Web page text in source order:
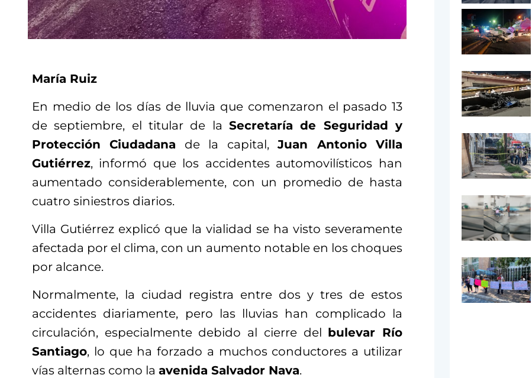
María Ruiz
En medio de los días de lluvia que comenzaron el pasado 13
de septiembre, el titular de la Secretaría de Seguridad y
Protección Ciudadana de la capital,Juan Antonio Villa
Gutiérrez, informó que los accidentes automovilísticos han
aumentado considerablemente, con un promedio de hasta
cuatro siniestros diarios.
Villa Gutiérrez explicó que la vialidad se ha visto severamente
afectada por el clima, con un aumento notable en los choques
por alcance.
Normalmente, la ciudad registra entre dos y tres de estos
accidentes diariamente, pero las lluvias han complicado la
circulación, especialmente debido al cierre del bulevar Río
Santiago, lo que ha forzado a muchos conductores a utilizar
vías alternas como la avenida Salvador Nava.